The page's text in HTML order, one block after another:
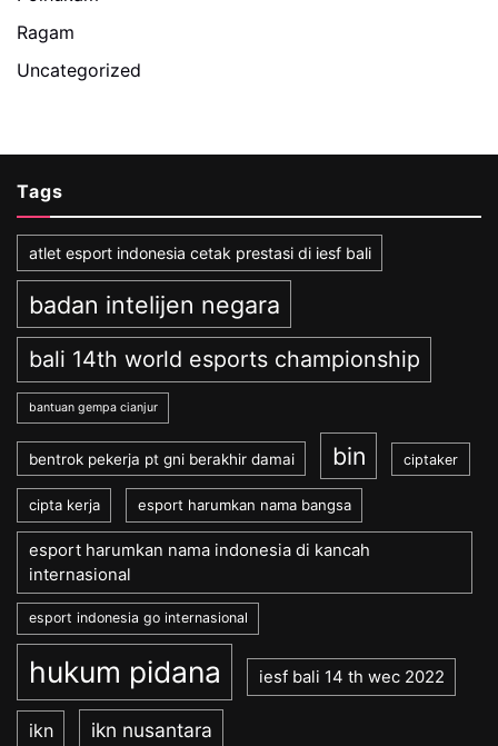
Ragam
Uncategorized
Tags
atlet esport indonesia cetak prestasi di iesf bali
badan intelijen negara
bali 14th world esports championship
bantuan gempa cianjur
bentrok pekerja pt gni berakhir damai bin ciptaker
cipta kerja esport harumkan nama bangsa
esport harumkan nama indonesia di kancah
internasional
esport indonesia go internasional
hukum pidana iesf bali 14 th wec 2022
ikn ikn nusantara